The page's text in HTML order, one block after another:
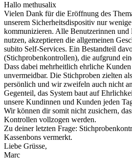
Hallo methusalix
Vielen Dank für die Eröffnung des
unserem Sicherheitsdispositiv nur
kommunizieren. Alle Benutzerinnen und
nutzen, akzeptieren die allgemeinen
subito Self-Services. Ein Bestandteil
(Stichprobenkontrollen), die aufgrund
Dass dabei mehrheitlich ehrliche
unvermeidbar. Die Stichproben zielten
persönlich und wir zweifeln auch nicht
Gegenteil, das System baut auf
unsere Kundinnen und Kunden jeden
Wir können dir somit nicht zusichern,
Kontrollen vollzogen werden.
Zu deiner letzten Frage:
Kassenbons vermerkt.
Liebe Grüsse,
Marc